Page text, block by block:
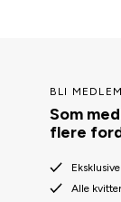
BLI MEDLEM
Som
flere
Alle